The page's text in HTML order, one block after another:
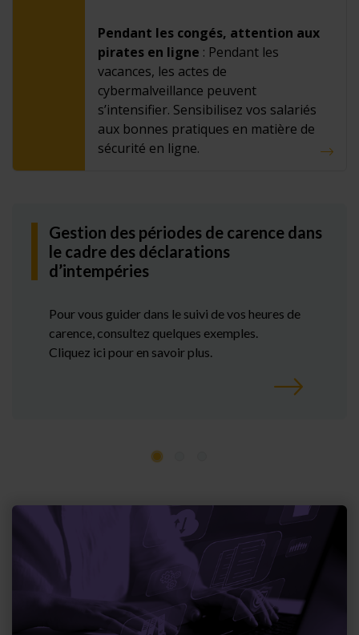
Pendant les congés, attention aux
pirates en ligne : Pendant les
vacances, les actes de
cybermalveillance peuvent
s’intensifier. Sensibilisez vos salariés
aux bonnes pratiques en matière de
sécurité en ligne.
Gestion des périodes de carence dans
le cadre des déclarations
d’intempéries
Pour vous guider dans le suivi de vos heures de
carence, consultez quelques exemples.
Cliquez ici pour en savoir plus.